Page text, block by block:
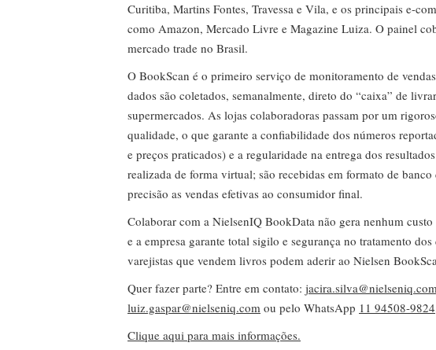
Curitiba, Martins Fontes, Travessa e Vila, e os principais e-
como Amazon, Mercado Livre e Magazine Luiza. O painel
mercado trade no Brasil.
O BookScan é o primeiro serviço de monitoramento de
dados são coletados, semanalmente, direto do “caixa” de
supermercados. As lojas colaboradoras passam por um
qualidade, o que garante a confiabilidade dos números
e preços praticados) e a regularidade na entrega dos
realizada de forma virtual; são recebidas em formato de
precisão as vendas efetivas ao consumidor final.
Colaborar com a NielsenIQ BookData não gera nenhum
e a empresa garante total sigilo e segurança no tratamento
varejistas que vendem livros podem aderir ao Nielsen
Quer fazer parte? Entre em contato:
luiz.gaspar@nielseniq.com ou pelo WhatsApp 11 94508-9824
Clique aqui para mais informações.